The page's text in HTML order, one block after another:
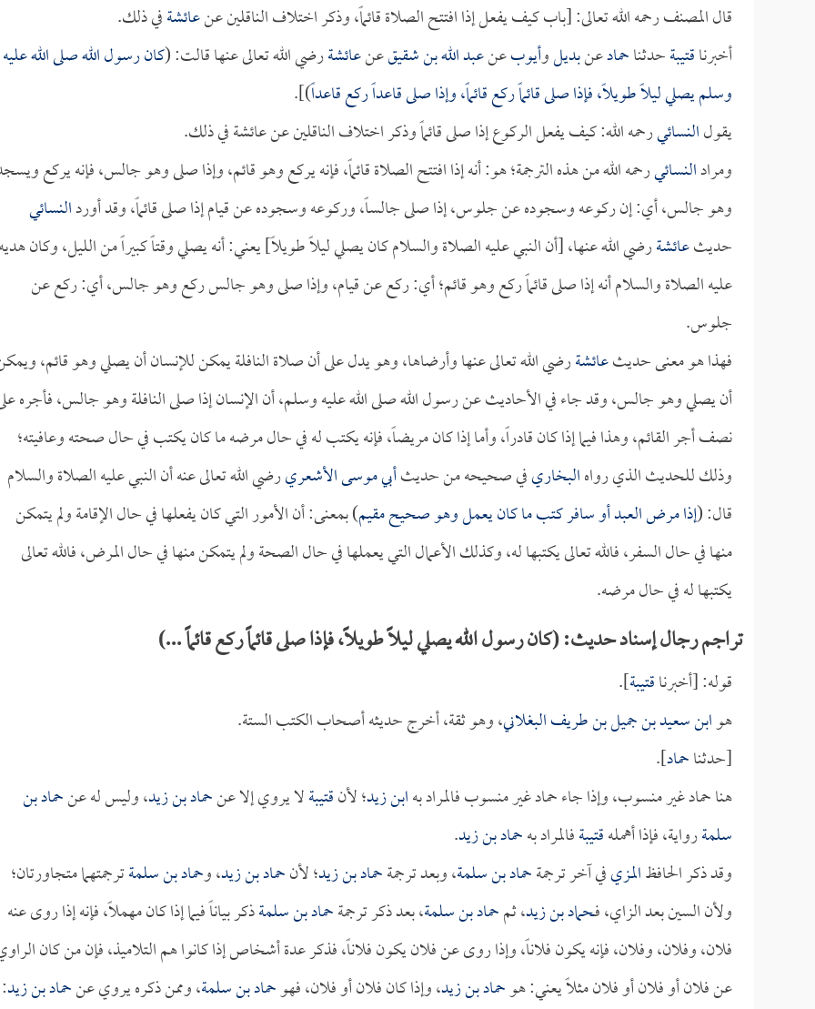
قال المصنف رحمه الله تعالى: [باب كيف يفعل إذا افتتح الصلاة قائماً، وذكر اختلاف الناقلين عنعائشةفي ذلك.
أخبرناقتيبةحدثناحمادعنبديلوأيوبعنعبد الله بن شقيقعنعائشةرضي الله تعالى عنها قالت: (كان رسول الله صلى الله عليه
وسلم يصلي ليلاً طويلاً، فإذا صلى قائماً ركع قائماً، وإذا صلى قاعداً ركع قاعداً)].
يقولالنسائيرحمه الله: كيف يفعل الركوع إذا صلى قائماً وذكر اختلاف الناقلين عن عائشة في ذلك.
ومرادالنسائيرحمه الله من هذه الترجمة؛ هو: أنه إذا افتتح الصلاة قائماً، فإنه يركع وهو قائم، وإذا صلى وهو جالس، فإنه يركع
وهو جالس، أي: إن ركوعه وسجوده عن جلوس، إذا صلى جالساً، وركوعه وسجوده عن قيام إذا صلى قائماً، وقد أوردالنسائي
حديثعائشةرضي الله عنها، [أن النبي عليه الصلاة والسلام كان يصلي ليلاً طويلاً] يعني: أنه يصلي وقتاً كبيراً من الليل، وكان
عليه الصلاة والسلام أنه إذا صلى قائماً ركع وهو قائم؛ أي: ركع عن قيام، وإذا صلى وهو جالس ركع وهو جالس، أي: ركع عن
جلوس.
فهذا هو معنى حديثعائشةرضي الله تعالى عنها وأرضاها، وهو يدل على أن صلاة النافلة يمكن للإنسان أن يصلي وهو قائم،
أن يصلي وهو جالس، وقد جاء في الأحاديث عن رسول الله صلى الله عليه وسلم، أن الإنسان إذا صلى النافلة وهو جالس، فأجره
نصف أجر القائم، وهذا فيما إذا كان قادراً، وأما إذا كان مريضاً، فإنه يكتب له في حال مرضه ما كان يكتب في حال صحته وعافيته؛
وذلك للحديث الذي رواهالبخاريفي صحيحه من حديثأبي موسى الأشعريرضي الله تعالى عنه أن النبي عليه الصلاة والسلام
قال: (إذا مرض العبد أو سافر كتب ما كان يعمل وهو صحيح مقيم) بمعنى: أن الأمور التي كان يفعلها في حال الإقامة ولم يتمكن
منها في حال السفر، فالله تعالى يكتبها له، وكذلك الأعمال التي يعملها في حال الصحة ولم يتمكن منها في حال المرض، فالله تعالى
يكتبها له في حال مرضه.
تراجم رجال إسناد حديث: (كان رسول الله يصلي ليلاً طويلاً، فإذا صلى قائماً ركع قائماً ...)
قوله: [أخبرناقتيبة].
هوابن سعيد بن جميل بن طريف البغلاني، وهو ثقة، أخرج حديثه أصحاب الكتب الستة.
[حدثناحماد].
هنا حماد غير منسوب، وإذا جاء حماد غير منسوب فالمراد بهابن زيد؛ لأنقتيبةلا يروي إلا عنحماد بن زيد، وليس له عنحماد بن
سلمةرواية، فإذا أهملهقتيبةفالمراد بهحماد بن زيد.
وقد ذكر الحافظالمزيفي آخر ترجمةحماد بن سلمة، وبعد ترجمةحماد بن زيد؛ لأنحماد بن زيد، وحماد بن سلمةترجمتهما متجاورتان؛
ولأن السين بعد الزاي، فـحماد بن زيد، ثمحماد بن سلمة، بعد ذكر ترجمةحماد بن سلمةذكر بياناً فيما إذا كان مهملاً، فإنه إذا روى عنه
فلان، وفلان، وفلان، فإنه يكون فلاناً، وإذا روى عن فلان يكون فلاناً، فذكر عدة أشخاص إذا كانوا هم التلاميذ، فإن من كان
عن فلان أو فلان أو فلان مثلاً يعني: هوحماد بن زيد، وإذا كان فلان أو فلان، فهوحماد بن سلمة، وممن ذكره يروي عنحماد بن زيد: